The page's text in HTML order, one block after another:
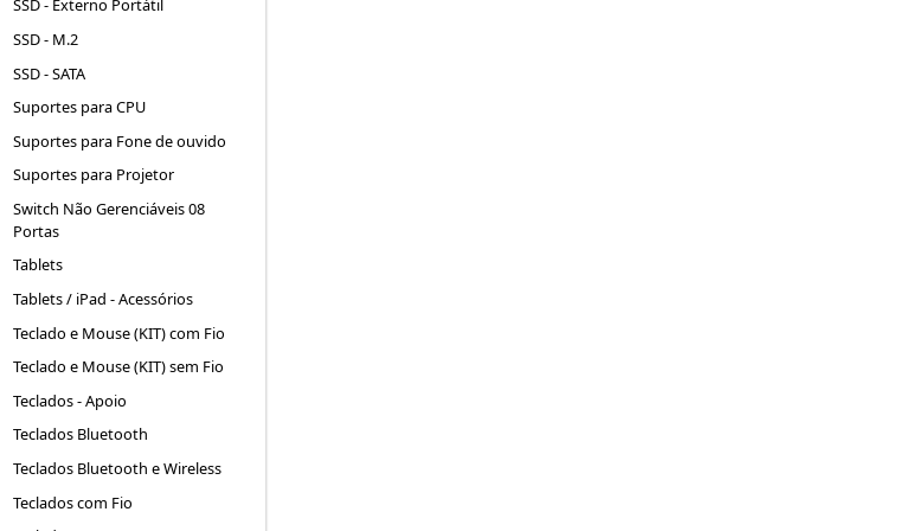
SSD - Externo Portátil
SSD - M.2
SSD - SATA
Suportes para CPU
Suportes para Fone de ouvido
Suportes para Projetor
Switch Não Gerenciáveis 08
Portas
Tablets
Tablets / iPad - Acessórios
Teclado e Mouse (KIT) com Fio
Teclado e Mouse (KIT) sem Fio
Teclados - Apoio
Teclados Bluetooth
Teclados Bluetooth e Wireless
Teclados com Fio